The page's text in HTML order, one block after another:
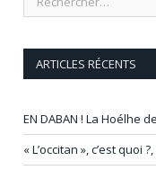
ARTICLES RÉCENTS
EN DABAN ! La Hoélhe
« L’occitan », c’est quoi